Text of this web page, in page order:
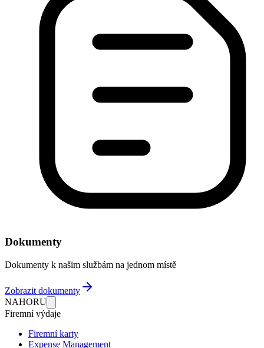
Dokumenty
Dokumenty k našim službám na jednom místě
Zobrazit dokumenty
NAHORU
Firemní výdaje
Firemní karty
Expense Management